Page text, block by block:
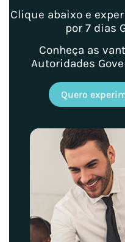
Clique abaixo e
por 7 dias
Conheça as
Autoridades
Quero